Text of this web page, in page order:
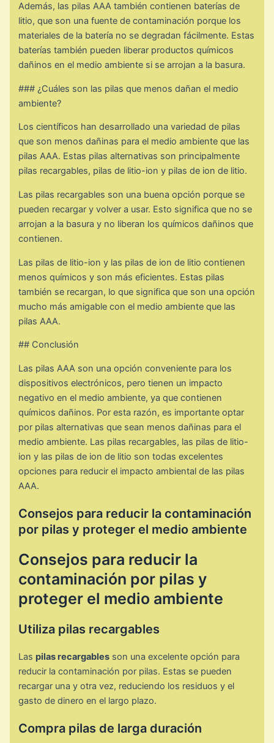
Además, las pilas AAA también contienen baterías de
litio, que son una fuente de contaminación porque los
materiales de la batería no se degradan fácilmente. Estas
baterías también pueden liberar productos químicos
dañinos en el medio ambiente si se arrojan a la basura.
### ¿Cuáles son las pilas que menos dañan el medio
ambiente?
Los científicos han desarrollado una variedad de pilas
que son menos dañinas para el medio ambiente que las
pilas AAA. Estas pilas alternativas son principalmente
pilas recargables, pilas de litio-ion y pilas de ion de litio.
Las pilas recargables son una buena opción porque se
pueden recargar y volver a usar. Esto significa que no se
arrojan a la basura y no liberan los químicos dañinos que
contienen.
Las pilas de litio-ion y las pilas de ion de litio contienen
menos químicos y son más eficientes. Estas pilas
también se recargan, lo que significa que son una opción
mucho más amigable con el medio ambiente que las
pilas AAA.
## Conclusión
Las pilas AAA son una opción conveniente para los
dispositivos electrónicos, pero tienen un impacto
negativo en el medio ambiente, ya que contienen
químicos dañinos. Por esta razón, es importante optar
por pilas alternativas que sean menos dañinas para el
medio ambiente. Las pilas recargables, las pilas de litio-
ion y las pilas de ion de litio son todas excelentes
opciones para reducir el impacto ambiental de las pilas
AAA.
Consejos para reducir la contaminación
por pilas y proteger el medio ambiente
Consejos para reducir la
contaminación por pilas y
proteger el medio ambiente
Utiliza pilas recargables
Las pilas recargables son una excelente opción para
reducir la contaminación por pilas. Estas se pueden
recargar una y otra vez, reduciendo los residuos y el
gasto de dinero en el largo plazo.
Compra pilas de larga duración